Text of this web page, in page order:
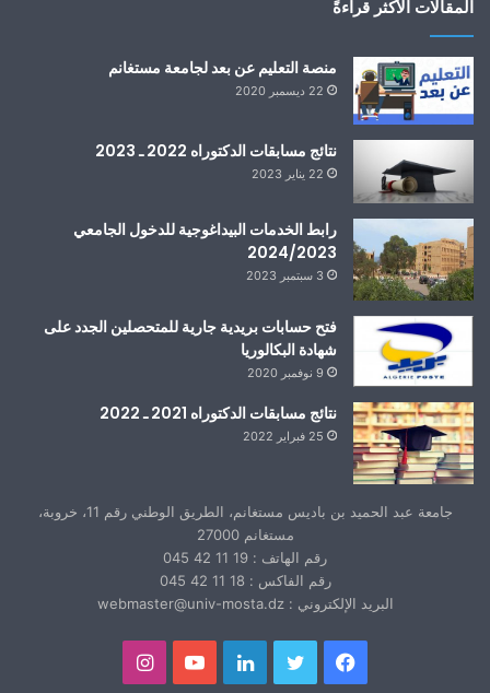
المقالات الأكثر قراءةً
منصة التعليم عن بعد لجامعة مستغانم
22 ديسمبر 2020
نتائج مسابقات الدكتوراه 2022 ـ 2023
22 يناير 2023
رابط الخدمات البيداغوجية للدخول الجامعي
2024/2023
3 سبتمبر 2023
فتح حسابات بريدية جارية للمتحصلين الجدد على
شهادة البكالوريا
9 نوفمبر 2020
نتائج مسابقات الدكتوراه 2021 ـ 2022
25 فبراير 2022
جامعة عبد الحميد بن باديس مستغانم، الطريق الوطني رقم 11، خروبة،
مستغانم 27000
رقم الهاتف : 19 11 42 045
رقم الفاكس : 18 11 42 045
البريد الإلكتروني : webmaster@univ-mosta.dz
فيسبوك تويتر لينكدإنيوتيوبانستقرام